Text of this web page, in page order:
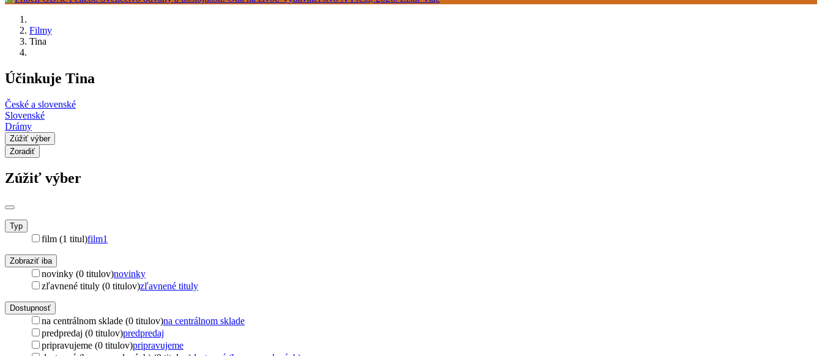
Filmy
Tina
Účinkuje Tina
České a slovenské
Slovenské
Drámy
Zúžiť výber
Zoradiť
Zúžiť výber
Typ
film (1 titul)film1
Zobraziť iba
novinky (0 titulov)novinky
zľavnené tituly (0 titulov)zľavnené tituly
Dostupnosť
na centrálnom sklade (0 titulov)na centrálnom sklade
predpredaj (0 titulov)predpredaj
pripravujeme (0 titulov)pripravujeme